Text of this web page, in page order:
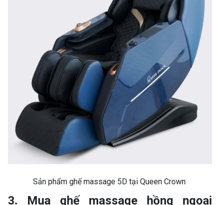
Sản phẩm ghế massage 5D tại Queen Crown
3. Mua ghế massage hồng ngoại